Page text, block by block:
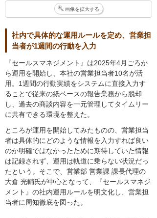
画像を拡大する
社内で具体的な運用ルールを定め、営業担
当者が1週間の行動を入力
『セールスマネジメント』は2025年4月ごろか
ら運用を開始し、本社の営業担当者10名が活
用。1週間の行動実績をシステムに直接入力す
ることで従来の紙ベースの報告業務から脱却
し、過去の商談内容を一元管理してタイムリー
に共有できる環境を整えた。
ところが運用を開始してみたものの、営業担当
者は具体的にどのような情報を入力すれば良い
のか明確ではなかったために期待していた情報
は記録されず、運用は軌道に乗らない状況だっ
たという。そこで、営業部 営業課 課長代理の
大倉 光輔氏が中心となって、『セールスマネジ
メント』の社内運用ルールを明文化し、営業担
当者に周知徹底を図った。